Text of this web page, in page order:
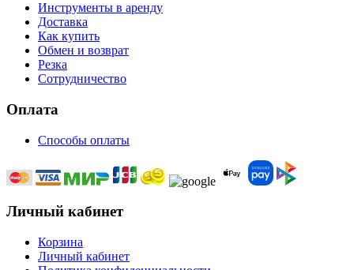
Инструменты в аренду
Доставка
Как купить
Обмен и возврат
Резка
Сотрудничество
Оплата
Способы оплаты
Личный кабинет
Корзина
Личный кабинет